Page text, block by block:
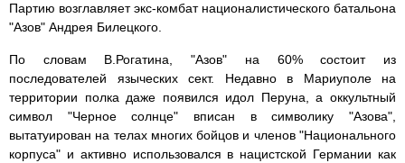
Партию возглавляет экс-комбат националистического батальона
"Азов" Андрея Билецкого.
По словам В.Рогатина, "Азов" на 60% состоит из
последователей языческих сект. Недавно в Мариуполе на
территории полка даже появился идол Перуна, а оккультный
символ "Черное солнце" вписан в символику "Азова",
вытатуирован на телах многих бойцов и членов "Национального
корпуса" и активно использовался в нацистской Германии как